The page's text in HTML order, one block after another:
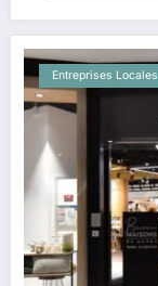
Entreprises Locales